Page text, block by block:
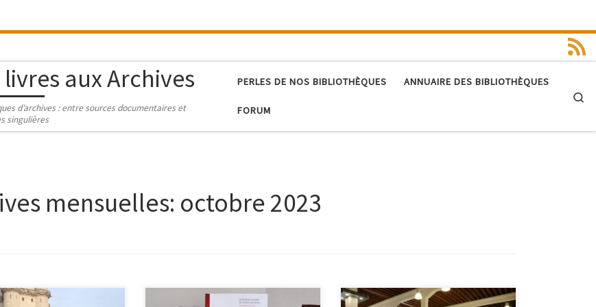
livres aux Archives
d’archives : entre sources documentaires et
singulières
PERLES DE NOS BIBLIOTHÈQUES ANNUAIRE DES BIBLIOTHÈQUES
FORUM
mensuelles: octobre 2023